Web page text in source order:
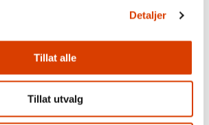
Detaljer
Tillat alle
Tillat utvalg